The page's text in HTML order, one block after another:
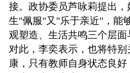
接。政协委员芦咏莉提出
生"佩服"又"乐于亲近"，能
观塑造、生活共鸣三个层面
对此，李奕表示，也将特
康，只有教师自身状态良